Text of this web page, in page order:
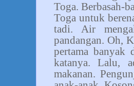
Toga. Berbasah-
Toga untuk
tadi. Air
pandangan. Oh,
pertama banyak
katanya. Lalu,
makanan.